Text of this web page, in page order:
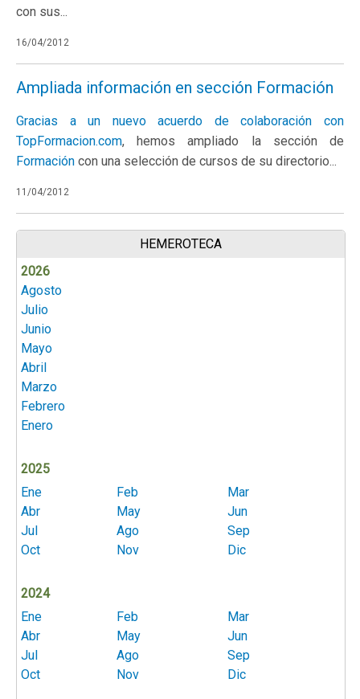
con sus...
16/04/2012
Ampliada información en sección Formación
Gracias a un nuevo acuerdo de colaboración con
TopFormacion.com, hemos ampliado la sección de
Formación con una selección de cursos de su directorio...
11/04/2012
HEMEROTECA
2026
Agosto
Julio
Junio
Mayo
Abril
Marzo
Febrero
Enero
2025
Ene
Feb
Mar
Abr
May
Jun
Jul
Ago
Sep
Oct
Nov Dic
2024
Ene
Feb
Mar
Abr
May
Jun
Jul
Ago
Sep
Oct
Nov Dic